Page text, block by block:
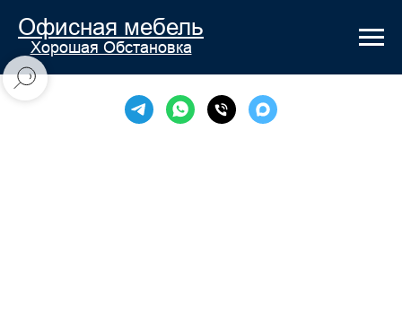
Офисная мебель
Хорошая Обстановка